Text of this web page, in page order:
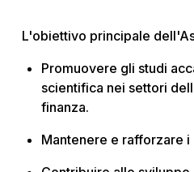
L'obiettivo principale
Promuovere gli studi
scientifica nei settori
finanza.
Mantenere e rafforzare